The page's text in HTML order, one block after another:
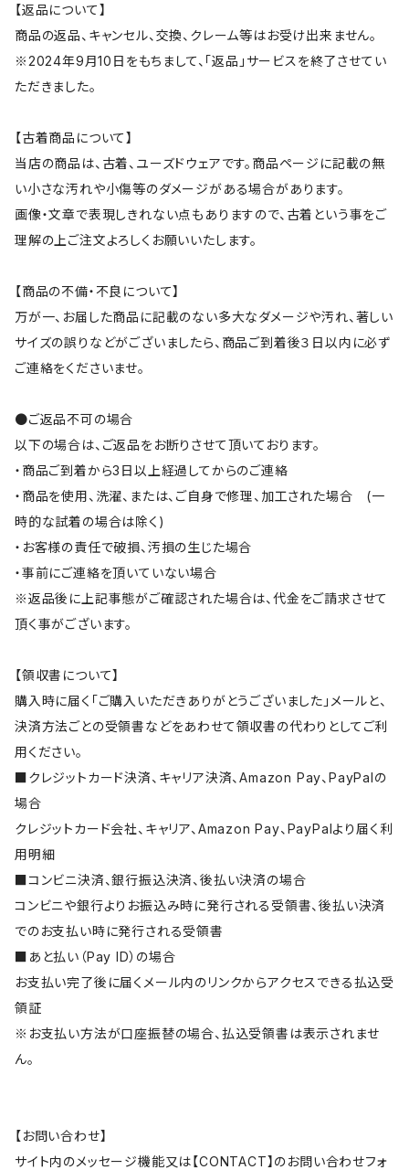
【返品について】
商品の返品、キャンセル、交換、クレーム等はお受け出来ません。
※2024年9月10日をもちまして、「返品」サービスを終了させてい
ただきました。
【古着商品について】
当店の商品は、古着、ユーズドウェアです。商品ページに記載の無
い小さな汚れや小傷等のダメージがある場合があります。
画像・文章で表現しきれない点もありますので、古着という事をご
理解の上ご注文よろしくお願いいたします。
【商品の不備・不良について】
万が一、お届した商品に記載のない多大なダメージや汚れ、著しい
サイズの誤りなどがございましたら、商品ご到着後３日以内に必ず
ご連絡をくださいませ。
●ご返品不可の場合
以下の場合は、ご返品をお断りさせて頂いております。
・商品ご到着から3日以上経過してからのご連絡
・商品を使用、洗濯、または、ご自身で修理、加工された場合 (一
時的な試着の場合は除く)
・お客様の責任で破損、汚損の生じた場合
・事前にご連絡を頂いていない場合
※返品後に上記事態がご確認された場合は、代金をご請求させて
頂く事がございます。
【領収書について】
購入時に届く「ご購入いただきありがとうございました」メールと、
決済方法ごとの受領書などをあわせて領収書の代わりとしてご利
用ください。
■クレジットカード決済、キャリア決済、Amazon Pay、PayPalの
場合
クレジットカード会社、キャリア、Amazon Pay、PayPalより届く利
用明細
■コンビニ決済、銀行振込決済、後払い決済の場合
コンビニや銀行よりお振込み時に発行される受領書、後払い決済
でのお支払い時に発行される受領書
■あと払い（Pay ID）の場合
お支払い完了後に届くメール内のリンクからアクセスできる払込受
領証
※お支払い方法が口座振替の場合、払込受領書は表示されませ
ん。
【お問い合わせ】
サイト内のメッセージ機能又は【CONTACT】のお問い合わせフォ